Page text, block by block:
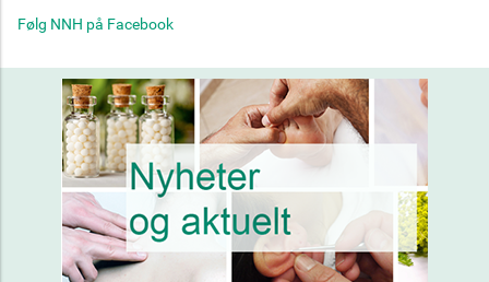
Følg NNH på Facebook